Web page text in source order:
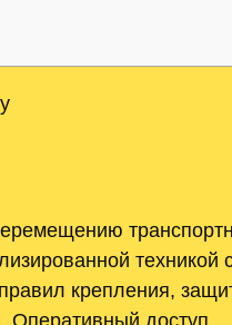
техникой
крепления,
Оперативный доступ